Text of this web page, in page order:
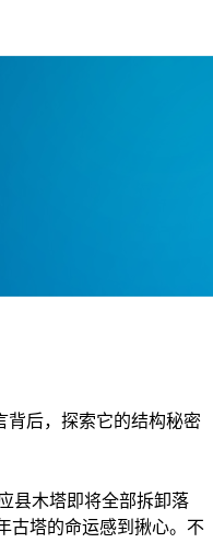
背后，探索它的结构秘密
县木塔即将全部拆卸落
古塔的命运感到揪心。不